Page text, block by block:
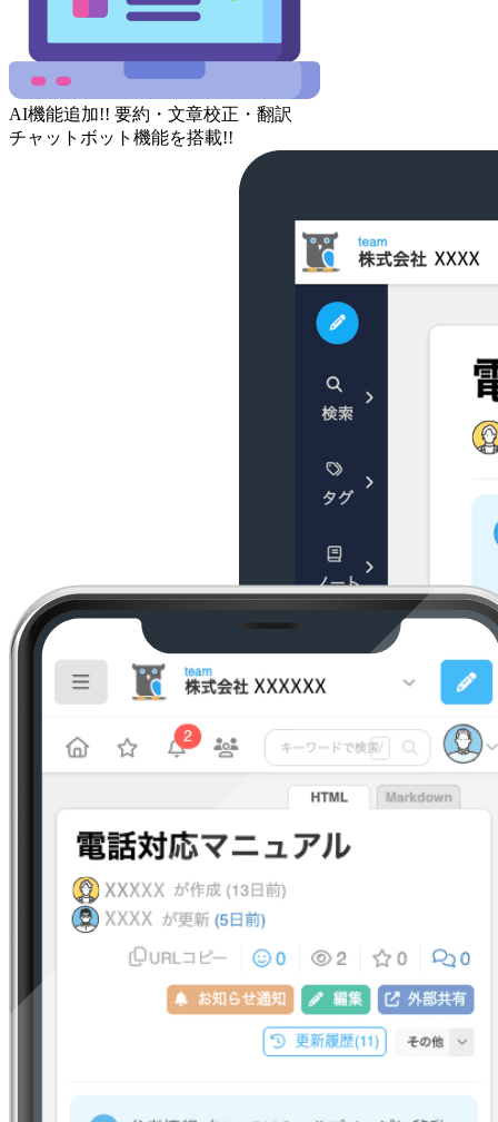
AI機能追加!! 要約 ・ 文章校正 ・ 翻訳
チャットボット 機能を搭載!!